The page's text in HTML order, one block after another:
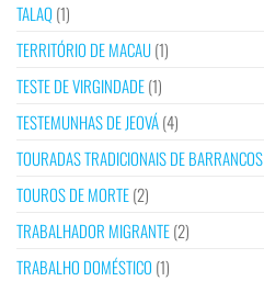
TALAQ(1)
TERRITÓRIO DE MACAU(1)
TESTE DE VIRGINDADE(1)
TESTEMUNHAS DE JEOVÁ(4)
TOURADAS TRADICIONAIS DE BARRANCOS
TOUROS DE MORTE(2)
TRABALHADOR MIGRANTE(2)
TRABALHO DOMÉSTICO (1)